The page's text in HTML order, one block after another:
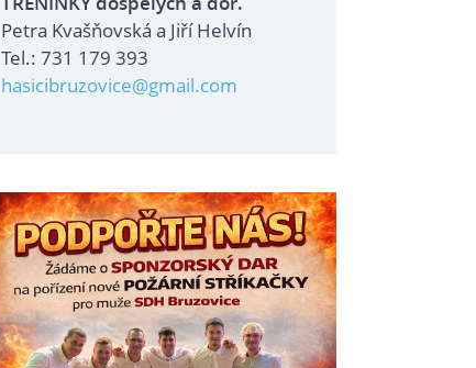
Petra Kvašňovská a Jiří Helvín
Tel.: 731 179 393
hasicibruzovice@gmail.com